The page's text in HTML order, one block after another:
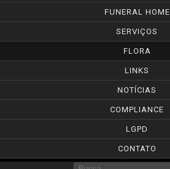
FUNERAL HOME
SERVIÇOS
FLORA
LINKS
NOTÍCIAS
COMPLIANCE
LGPD
CONTATO